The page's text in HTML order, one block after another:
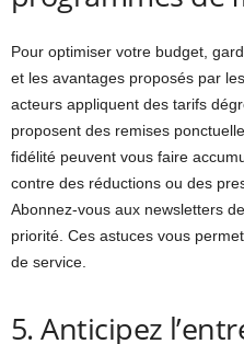
Pour optimiser votre budget,
et les avantages proposés par
acteurs appliquent des tarifs
proposent des remises
fidélité peuvent vous faire
contre des réductions ou des
Abonnez-vous aux newsletters
priorité. Ces astuces vous
de service.
5. Anticipez